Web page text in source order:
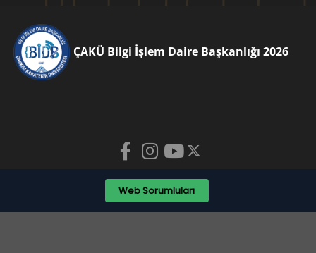
ÇAKÜ Bilgi İşlem Daire Başkanlığı 2026
Web Sorumluları